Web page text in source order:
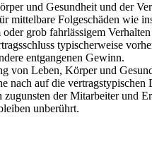
und Gesundheit und der
mittelbare Folgeschäden wie
grob fahrlässigem
typischerweise
entgangenen Gewinn.
von Leben, Körper und
auf die
der Mitarbeiter und
unberührt.